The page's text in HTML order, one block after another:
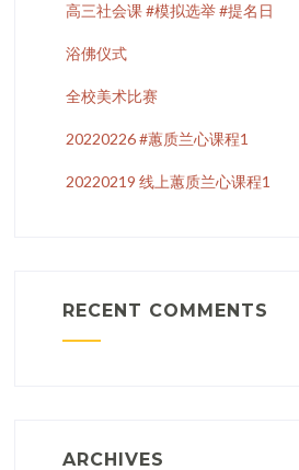
高三社会课 #模拟选举 #提名日
浴佛仪式
全校美术比赛
20220226 #蕙质兰心课程1
20220219 线上蕙质兰心课程1
RECENT COMMENTS
ARCHIVES